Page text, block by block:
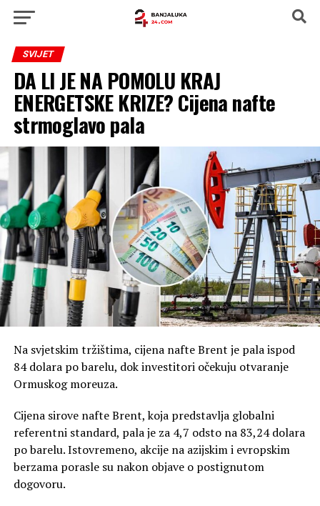
SVIJET
DA LI JE NA POMOLU KRAJ
ENERGETSKE KRIZE? Cijena nafte
strmoglavo pala
Na svjetskim tržištima, cijena nafte Brent je pala ispod
84 dolara po barelu, dok investitori očekuju otvaranje
Ormuskog moreuza.
Cijena sirove nafte Brent, koja predstavlja globalni
referentni standard, pala je za 4,7 odsto na 83,24 dolara
po barelu. Istovremeno, akcije na azijskim i evropskim
berzama porasle su nakon objave o postignutom
dogovoru.